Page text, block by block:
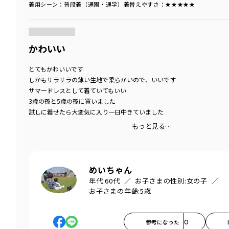
着用シーン ：普段着（通園・通学） 着替えやすさ ：★★★★★
かわいい
とてもかわいいです
しかもサラサラの薄い生地で柔らかいので、いいです
サマードレスとして着ていてもいい
3歳の孫と5歳の孫に買いました
試しに着せたら大変気に入り一日中きていました
もっと見る…
めいちゃん
年代:60代 お子さまの性別:女の子
お子さまの年齢:5歳
参考になった 0